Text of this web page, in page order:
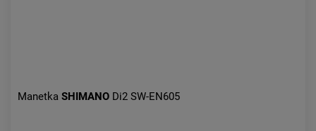
Manetka SHIMANO Di2 SW-EN605